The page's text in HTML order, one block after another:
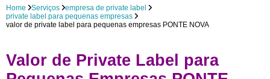
Home Serviços
empresa de private label
private label para pequenas empresas
valor de private label para pequenas empresas PONTE NOVA
Valor de Private Label para